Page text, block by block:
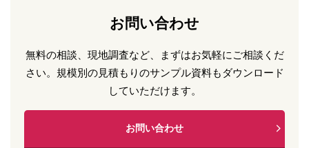
お問い合わせ
無料の相談、現地調査など、まずはお気軽にご相談くだ
さい。 規模別の見積もりのサンプル資料もダウンロード
していただけます。
お問い合わせ